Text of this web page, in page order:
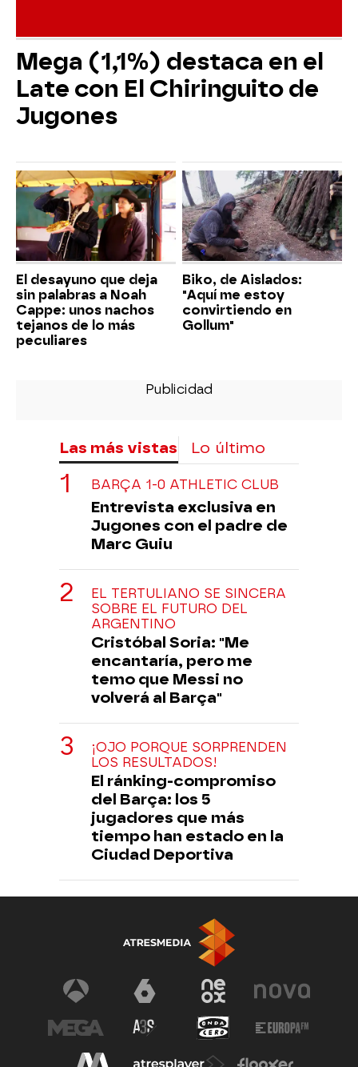
Mega (1,1%) destaca en el
Late con El Chiringuito de
Jugones
El desayuno que deja
sin palabras a Noah
Cappe: unos nachos
tejanos de lo más
peculiares
Biko, de Aislados:
"Aquí me estoy
convirtiendo en
Gollum"
Las más vistas Lo último
BARÇA 1-0 ATHLETIC CLUB
Entrevista exclusiva en
Jugones con el padre de
Marc Guiu
EL TERTULIANO SE SINCERA
SOBRE EL FUTURO DEL
ARGENTINO
Cristóbal Soria: "Me
encantaría, pero me
temo que Messi no
volverá al Barça"
¡OJO PORQUE SORPRENDEN
LOS RESULTADOS!
El ránking-compromiso
del Barça: los 5
jugadores que más
tiempo han estado en la
Ciudad Deportiva